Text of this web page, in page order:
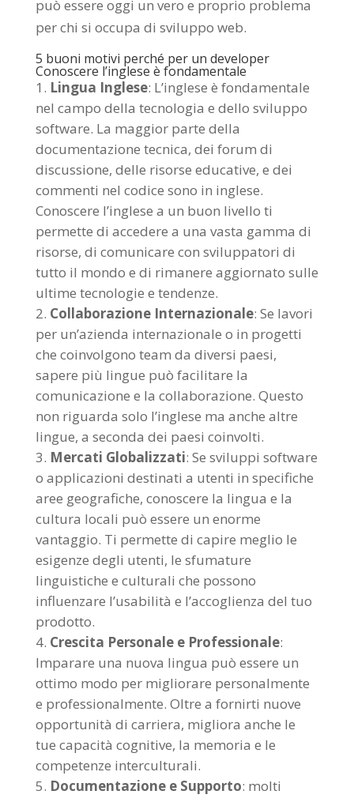
può essere oggi un vero e proprio problema
per chi si occupa di sviluppo web.
5 buoni motivi perché per un developer
Conoscere l’inglese è fondamentale
Lingua Inglese: L’inglese è fondamentale
nel campo della tecnologia e dello sviluppo
software. La maggior parte della
documentazione tecnica, dei forum di
discussione, delle risorse educative, e dei
commenti nel codice sono in inglese.
Conoscere l’inglese a un buon livello ti
permette di accedere a una vasta gamma di
risorse, di comunicare con sviluppatori di
tutto il mondo e di rimanere aggiornato sulle
ultime tecnologie e tendenze.
Collaborazione Internazionale: Se lavori
per un’azienda internazionale o in progetti
che coinvolgono team da diversi paesi,
sapere più lingue può facilitare la
comunicazione e la collaborazione. Questo
non riguarda solo l’inglese ma anche altre
lingue, a seconda dei paesi coinvolti.
Mercati Globalizzati: Se sviluppi software
o applicazioni destinati a utenti in specifiche
aree geografiche, conoscere la lingua e la
cultura locali può essere un enorme
vantaggio. Ti permette di capire meglio le
esigenze degli utenti, le sfumature
linguistiche e culturali che possono
influenzare l’usabilità e l’accoglienza del tuo
prodotto.
Crescita Personale e Professionale:
Imparare una nuova lingua può essere un
ottimo modo per migliorare personalmente
e professionalmente. Oltre a fornirti nuove
opportunità di carriera, migliora anche le
tue capacità cognitive, la memoria e le
competenze interculturali.
Documentazione e Supporto: molti